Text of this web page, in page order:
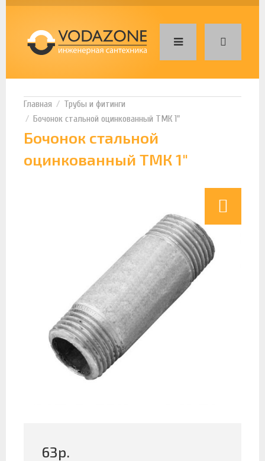
Трубы и фитинги
Бочонок стальной оцинкованный ТМК 1"
Бочонок стальной
оцинкованный ТМК 1"
63р.